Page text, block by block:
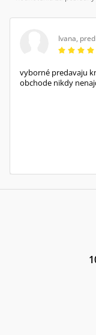
Ivana,
vyborné predavaju
obchode nikdy